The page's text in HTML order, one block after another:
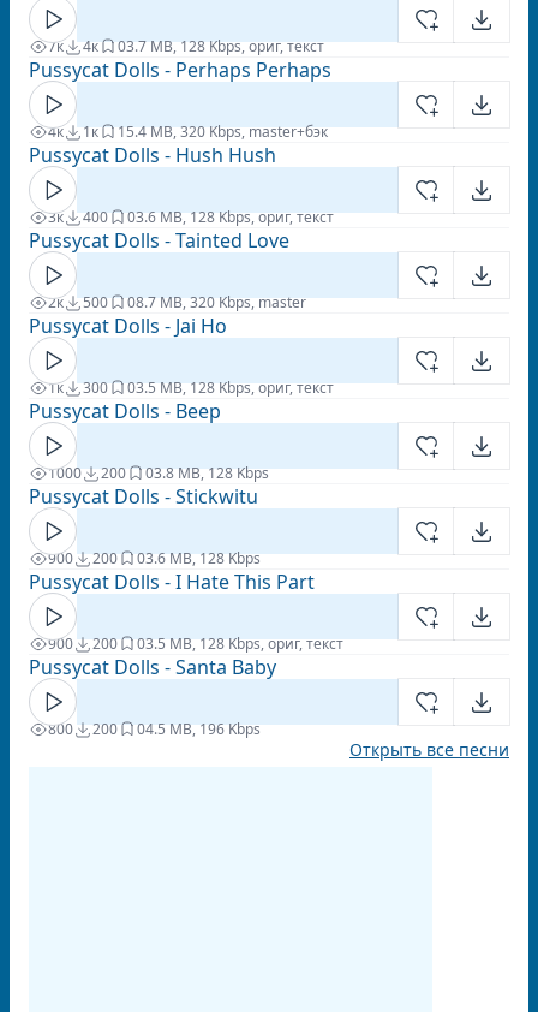
7к 4к 03.7 MB, 128 Kbps, ориг, текст
Pussycat Dolls - Perhaps Perhaps
4к 1к 15.4 MB, 320 Kbps, master+бэк
Pussycat Dolls - Hush Hush
3к 400 03.6 MB, 128 Kbps, ориг, текст
Pussycat Dolls - Tainted Love
2к 500 08.7 MB, 320 Kbps, master
Pussycat Dolls - Jai Ho
1к 300 03.5 MB, 128 Kbps, ориг, текст
Pussycat Dolls - Beep
1000 200 03.8 MB, 128 Kbps
Pussycat Dolls - Stickwitu
900 200 03.6 MB, 128 Kbps
Pussycat Dolls - I Hate This Part
900 200 03.5 MB, 128 Kbps, ориг, текст
Pussycat Dolls - Santa Baby
800 200 04.5 MB, 196 Kbps
Открыть все песни